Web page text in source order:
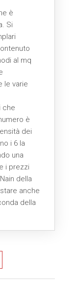
è
Si
al mq
le varie
che
è
dei
i 6 la
una
i prezzi
della
anche
della